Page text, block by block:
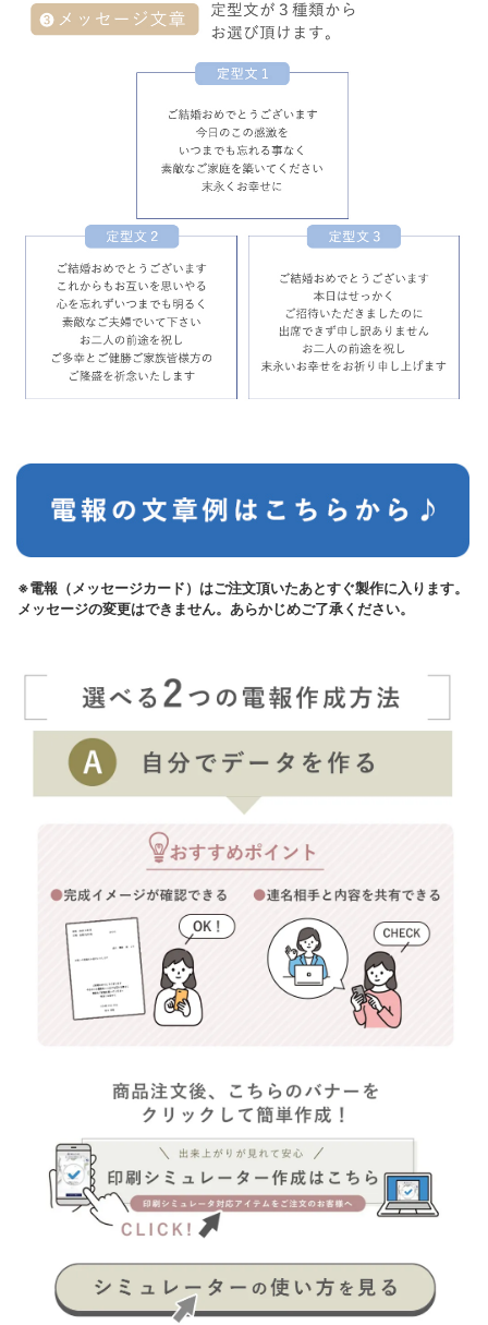
※電報（メッセージカード）はご注文頂いたあとすぐ製作に入ります。
メッセージの変更はできません。あらかじめご了承ください。